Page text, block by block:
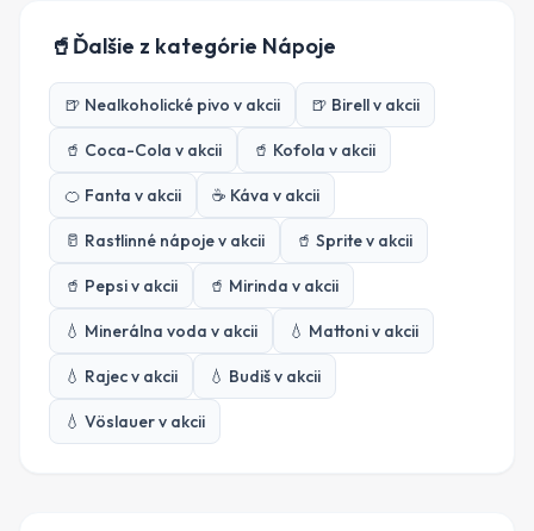
🥤 Ďalšie z kategórie Nápoje
🍺 Nealkoholické pivo v akcii 🍺 Birellv akcii
🥤 Coca-Cola v akcii 🥤 Kofola v akcii
🍊 Fanta v akcii ☕ Káva v akcii
🥛 Rastlinné nápojev akcii 🥤 Spritev akcii
🥤 Pepsiv akcii 🥤 Mirinda v akcii
💧 Minerálna voda v akcii 💧 Mattoniv akcii
💧 Rajecv akcii 💧 Budišv akcii
💧 Vöslauerv akcii